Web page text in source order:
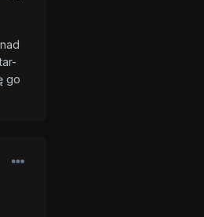
go